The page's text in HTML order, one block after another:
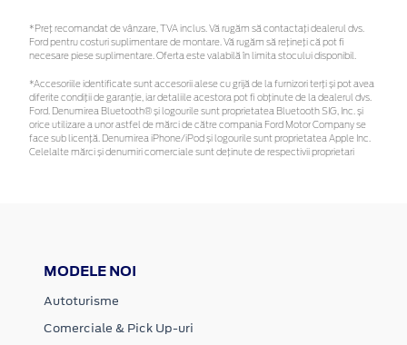
*Preţ recomandat de vânzare, TVA inclus. Vă rugăm să contactaţi dealerul dvs.
Ford pentru costuri suplimentare de montare. Vă rugăm să rețineți că pot fi
necesare piese suplimentare. Oferta este valabilă în limita stocului disponibil.
*Accesoriile identificate sunt accesorii alese cu grijă de la furnizori terți și pot avea
diferite condiții de garanție, iar detaliile acestora pot fi obținute de la dealerul dvs.
Ford. Denumirea Bluetooth® și logourile sunt proprietatea Bluetooth SIG, Inc. și
orice utilizare a unor astfel de mărci de către compania Ford Motor Company se
face sub licență. Denumirea iPhone/iPod și logourile sunt proprietatea Apple Inc.
Celelalte mărci și denumiri comerciale sunt deținute de respectivii proprietari
MODELE NOI
Autoturisme
Comerciale & Pick Up-uri